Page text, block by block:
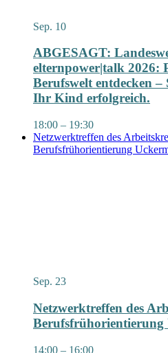
Sep. 10
ABGESAGT:
elternpower|talk 2026:
Berufswelt entdecken –
Ihr Kind erfolgreich.
18:00 – 19:30
Netzwerktreffen des
Berufsfrühorientierung
Sep. 23
Netzwerktreffen des
Berufsfrühorientierung
14:00 – 16:00